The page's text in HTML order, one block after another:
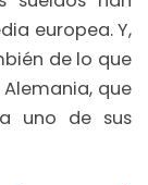
europea. Y,
de lo que
que
uno de sus